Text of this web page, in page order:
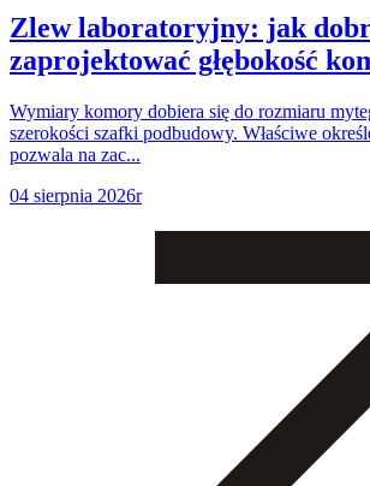
Zlew laboratoryjny: jak
zaprojektować głębokość
Wymiary komory dobiera się do rozmiaru
szerokości szafki podbudowy. Właściwe
pozwala na zac...
04 sierpnia 2026r